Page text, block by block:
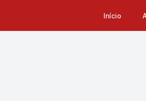
Início